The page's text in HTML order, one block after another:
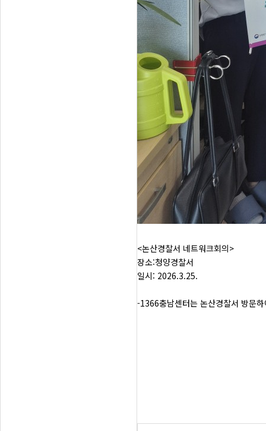
<논산경찰서 네트워크회의>
장소:청양경찰서
일시: 2026.3.25.
-1366충남센터는 논산경찰서 방문